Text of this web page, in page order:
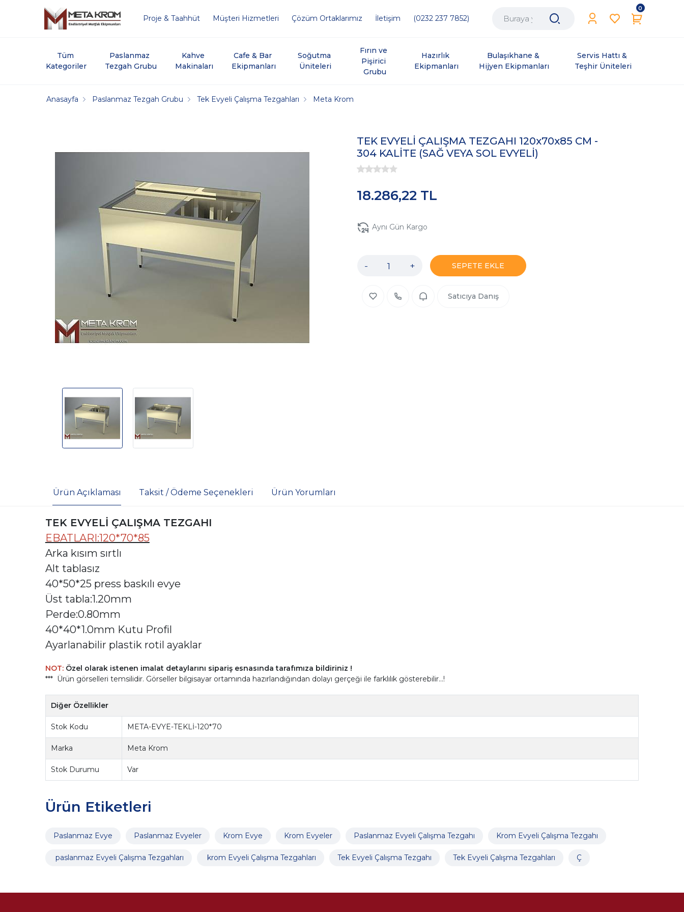
Proje & Taahhüt Müşteri Hizmetleri Çözüm Ortaklarımız İletişim (0232 237 7852)
0
Tüm
Kategoriler
Paslanmaz
Tezgah Grubu
Kahve
Makinaları
Cafe & Bar
Ekipmanları
Soğutma
Üniteleri
Fırın ve
Pişirici
Grubu
Hazırlık
Ekipmanları
Bulaşıkhane &
Hijyen Ekipmanları
Servis Hattı &
Teşhir Üniteleri
Anasayfa Paslanmaz Tezgah Grubu Tek Evyeli Çalışma Tezgahları Meta Krom
TEK EVYELİ ÇALIŞMA TEZGAHI 120x70x85 CM -
304 KALİTE (SAĞ VEYA SOL EVYELİ)
18.286,22 TL
Aynı Gün Kargo
- + SEPETE EKLE
Satıcıya Danış
Ürün Açıklaması Taksit / Ödeme Seçenekleri Ürün Yorumları
TEK EVYELİ ÇALIŞMA TEZGAHI
EBATLARI:120*70*85
Arka kısım sırtlı
Alt tablasız
40*50*25 press baskılı evye
Üst tabla:1.20mm
Perde:0.80mm
40*40*1.0mm Kutu Profil
Ayarlanabilir plastik rotil ayaklar
NOT:Özel olarak istenen imalat detaylarını sipariş esnasında tarafımıza bildiriniz !
*** Ürün görselleri temsilidir. Görseller bilgisayar ortamında hazırlandığından dolayı gerçeği ile farklılık gösterebilir...!
Diğer Özellikler
Stok Kodu META-EVYE-TEKLİ-120*70
Marka Meta Krom
Stok Durumu Var
Ürün Etiketleri
Paslanmaz Evye Paslanmaz Evyeler Krom Evye Krom Evyeler Paslanmaz Evyeli Çalışma Tezgahı Krom Evyeli Çalışma Tezgahı
paslanmaz Evyeli Çalışma Tezgahları krom Evyeli Çalışma Tezgahları Tek Evyeli Çalışma Tezgahı Tek Evyeli Çalışma Tezgahları Ç